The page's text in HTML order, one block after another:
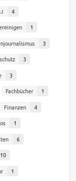
4
1
3
3
3
Fachbücher
1
Finanzen
4
1
6
10
1